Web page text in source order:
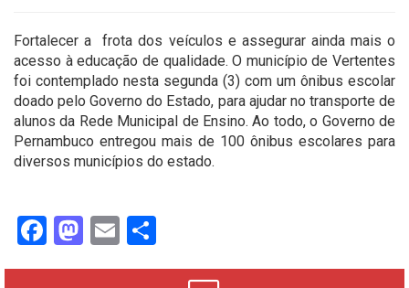
Fortalecer a frota dos veículos e assegurar ainda mais o
acesso à educação de qualidade. O município de Vertentes
foi contemplado nesta segunda (3) com um ônibus escolar
doado pelo Governo do Estado, para ajudar no transporte de
alunos da Rede Municipal de Ensino. Ao todo, o Governo de
Pernambuco entregou mais de 100 ônibus escolares para
diversos municípios do estado.
Facebook
Mastodon
Email